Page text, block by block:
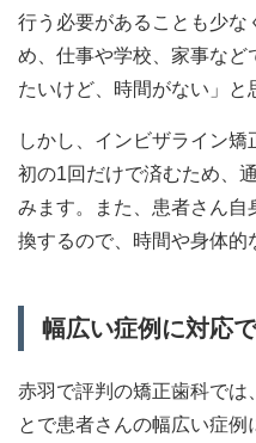
行う必要があることも少な
め、仕事や学校、家事など
たいけど、時間がない」と
しかし、インビザライン
初の1回だけで済むため、
みます。また、患者さん自
換するので、時間や身体的
幅広い症例に対応
赤羽で評判の矯正歯科では
とで患者さんの幅広い症例